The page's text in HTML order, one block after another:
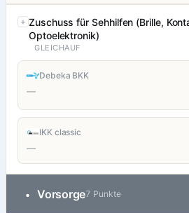
Zuschuss für Sehhilfen (Brille,
Optoelektronik)
GLEICHAUF
Debeka BKK
—
IKK classic
—
• Vorsorge7 Punkte